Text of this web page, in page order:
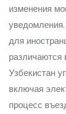
изменения
для
различаются
Узбекистан
включая
процесс